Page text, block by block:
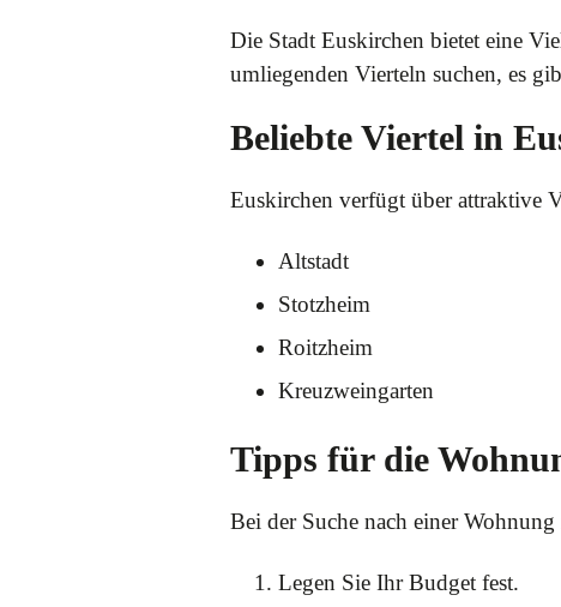
Die Stadt Euskirchen bietet eine
umliegenden Vierteln suchen, es
Beliebte Viertel in
Euskirchen verfügt über attraktive
Altstadt
Stotzheim
Roitzheim
Kreuzweingarten
Tipps für die
Bei der Suche nach einer
Legen Sie Ihr Budget fest.